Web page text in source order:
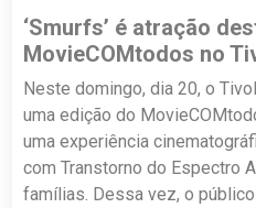
‘Smurfs’ é atração
MovieCOMtodos no
Neste domingo, dia 20, o
uma edição do
uma experiência
com Transtorno do Espectro
famílias. Dessa vez, o